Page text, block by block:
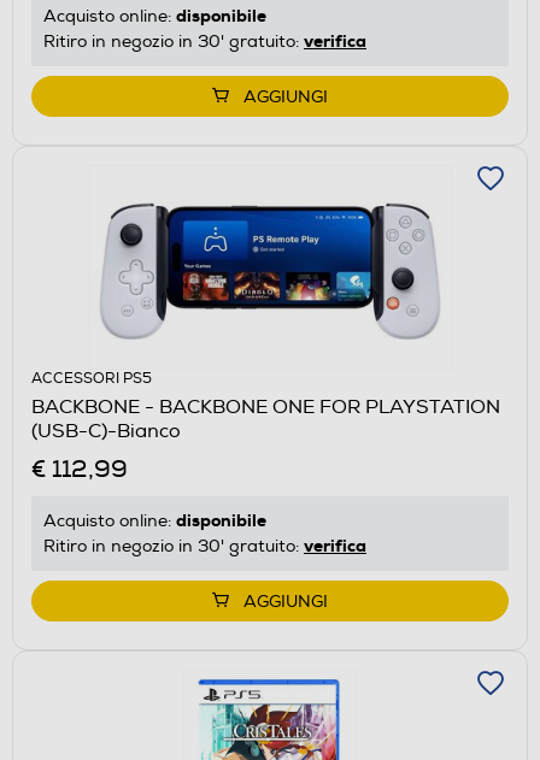
Acquisto online: disponibile
Ritiro in negozio in 30' gratuito: verifica
AGGIUNGI
ACCESSORI PS5
BACKBONE - BACKBONE ONE FOR PLAYSTATION
(USB-C)-Bianco
€ 112,99
Acquisto online: disponibile
Ritiro in negozio in 30' gratuito: verifica
AGGIUNGI